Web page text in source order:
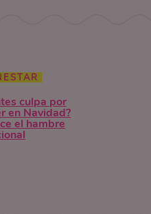
culpa por
en Navidad?
el hambre